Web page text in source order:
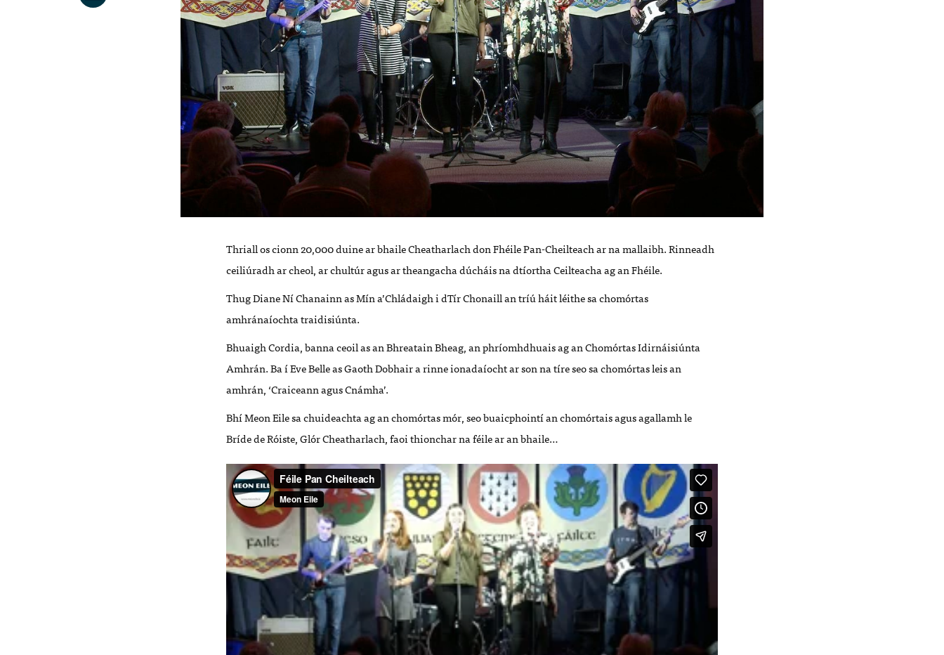
Thriall os cionn 20,000 duine ar bhaile Cheatharlach don Fhéile Pan-Cheilteach ar na mallaibh. Rinneadh
ceiliúradh ar cheol, ar chultúr agus ar theangacha dúcháis na dtíortha Ceilteacha ag an Fhéile.
Thug Diane Ní Chanainn as Mín a’Chládaigh i dTír Chonaill an tríú háit léithe sa chomórtas
amhránaíochta traidisiúnta.
Bhuaigh Cordia, banna ceoil as an Bhreatain Bheag, an phríomhdhuais ag an Chomórtas Idirnáisiúnta
Amhrán. Ba í Eve Belle as Gaoth Dobhair a rinne ionadaíocht ar son na tíre seo sa chomórtas leis an
amhrán, ‘Craiceann agus Cnámha’.
Bhí Meon Eile sa chuideachta ag an chomórtas mór, seo buaicphointí an chomórtais agus agallamh le
Bríde de Róiste, Glór Cheatharlach, faoi thionchar na féile ar an bhaile…